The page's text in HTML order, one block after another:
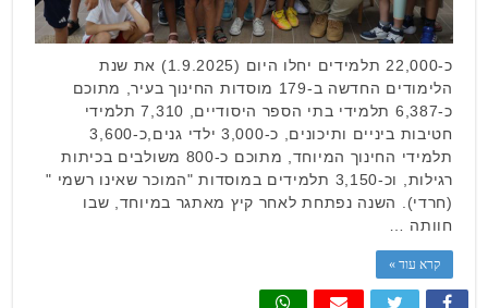
כ-22,000 תלמידים יחלו היום (1.9.2025) את שנת
הלימודים החדשה ב-179 מוסדות החינוך בעיר, מתוכם
כ-6,387 תלמידי בתי הספר היסודיים, 7,310 תלמידי
חטיבות ביניים ותיכונים, כ-3,000 ילדי גנים,כ-3,600
תלמידי החינוך המיוחד, מתוכם כ-800 משולבים בכיתות
רגילות, וכ-3,150 תלמידים במוסדות "המוכר שאינו רשמי "
(חרדי). השנה נפתחת לאחר קיץ מאתגר במיוחד, שבו
חוותה …
קרא עוד »